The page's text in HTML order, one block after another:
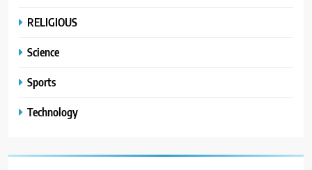
RELIGIOUS
Science
Sports
Technology